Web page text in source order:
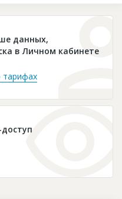
данных,
в Личном кабинете
тарифах